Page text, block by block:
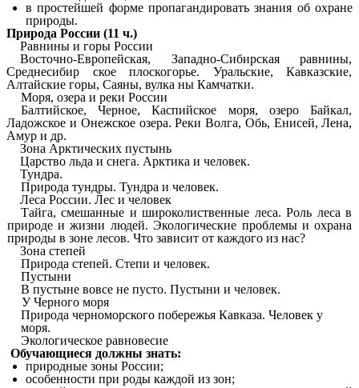
в простейшей форме пропагандировать знания об охране
природы.
Природа России (11 ч.)
Равнины и горы России
Восточно-Европейская, Западно-Сибирская равнины,
Среднесибир ское плоскогорье. Уральские, Кавказские,
Алтайские горы, Саяны, вулка ны Камчатки.
Моря, озера и реки России
Балтийское, Черное, Каспийское моря, озеро Байкал,
Ладожское и Онежское озера. Реки Волга, Обь, Енисей, Лена,
Амур и др.
Зона Арктических пустынь
Царство льда и снега. Арктика и человек.
Тундра.
Природа тундры. Тундра и человек.
Леса России. Лес и человек
Тайга, смешанные и широколиственные леса. Роль леса в
природе и жизни людей. Экологические проблемы и охрана
природы в зоне лесов. Что зависит от каждого из нас?
Зона степей
Природа степей. Степи и человек.
Пустыни
В пустыне вовсе не пусто. Пустыни и человек.
У Черного моря
Природа черноморского побережья Кавказа. Человек у
моря.
Экологическое равновесие
Обучающиеся должны знать:
природные зоны России;
особенности при роды каждой из зон;